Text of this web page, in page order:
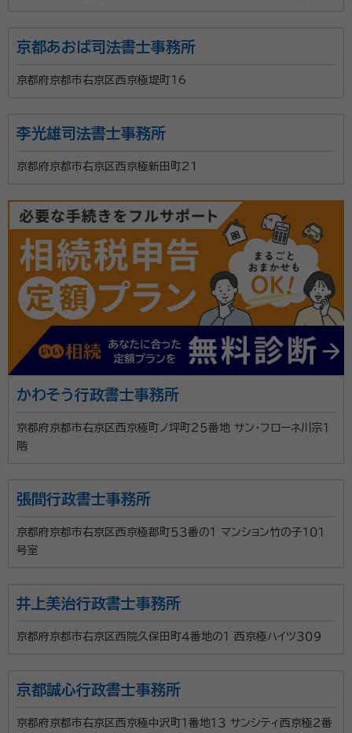
京都あおば司法書士事務所
京都府京都市右京区西京極堤町16
李光雄司法書士事務所
京都府京都市右京区西京極新田町21
かわそう行政書士事務所
京都府京都市右京区西京極町ノ坪町２５番地 サン・フローネ川宗１
階
張間行政書士事務所
京都府京都市右京区西京極郡町５３番の１ マンション竹の子１０１
号室
井上美治行政書士事務所
京都府京都市右京区西院久保田町４番地の１ 西京極ハイツ３０９
京都誠心行政書士事務所
京都府京都市右京区西京極中沢町１番地１３ サンシティ西京極２番